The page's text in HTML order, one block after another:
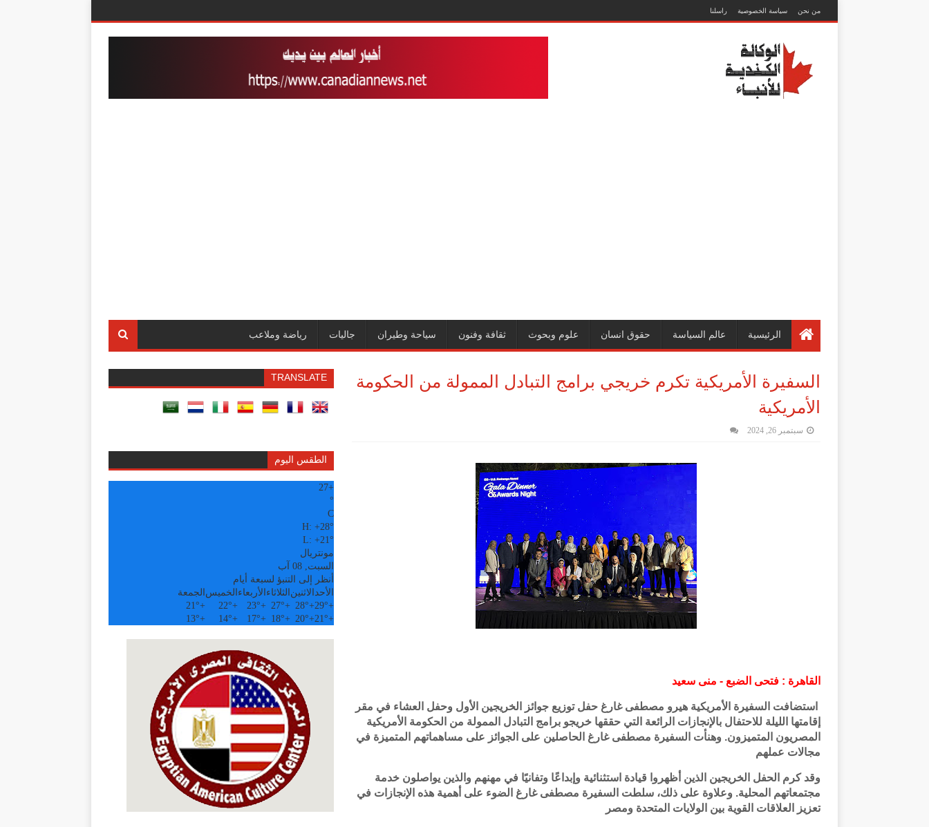
من نحن سياسة الخصوصية راسلنا
الرئيسية عالم السياسة حقوق انسان علوم وبحوث ثقافة وفنون سياحة وطيران جاليات رياضة وملاعب
السفيرة الأمريكية تكرم خريجي برامج التبادل الممولة من الحكومة
الأمريكية
سبتمبر 26, 2024
القاهرة : فتحى الضبع - منى سعيد
استضافت السفيرة الأمريكية هيرو مصطفى غارغ حفل توزيع جوائز الخريجين الأول وحفل العشاء في مقر
إقامتها الليلة للاحتفال بالإنجازات الرائعة التي حققها خريجو برامج التبادل الممولة من الحكومة الأمريكية
المصريون المتميزون. وهنأت السفيرة مصطفى غارغ الحاصلين على الجوائز على مساهماتهم المتميزة في
مجالات عملهم
وقد كرم الحفل الخريجين الذين أظهروا قيادة استثنائية وإبداعًا وتفانيًا في مهنهم والذين يواصلون خدمة
مجتمعاتهم المحلية. وعلاوة على ذلك، سلطت السفيرة مصطفى غارغ الضوء على أهمية هذه الإنجازات في
تعزيز العلاقات القوية بين الولايات المتحدة ومصر
TRANSLATE
الطقس اليوم
+
27
°
C
H: +28°
L: +21°
مونتريال
السبت, 08 آب
أنظر إلى التنبؤ لسبعة أيام
الأحد الاثنين الثلاثاء الأربعاء الخميس الجمعة
+
29°
+
28°
+
27°
+
23°
+
22°
+
21°
+
21°
+
20°
+
18°
+
17°
+
14°
+
13°